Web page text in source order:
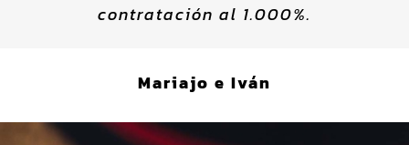
contratación al 1.000%.
Mariajo e Iván